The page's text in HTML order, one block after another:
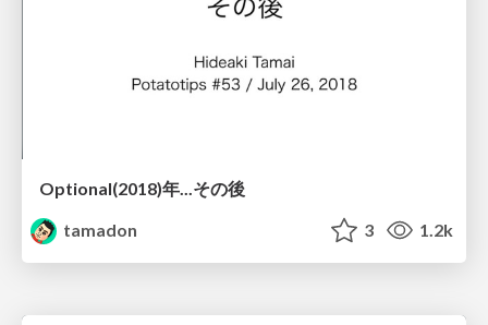
Optional(2018)年...その後
tamadon
3 1.2k